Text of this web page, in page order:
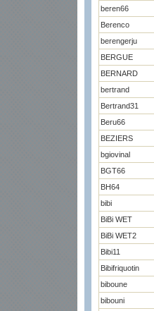
beren66
Berenco
berengerju
BERGUE
BERNARD
bertrand
Bertrand31
Beru66
BEZIERS
bgiovinal
BGT66
BH64
bibi
BiBi WET
BiBi WET2
Bibi11
Bibifriquotin
biboune
bibouni